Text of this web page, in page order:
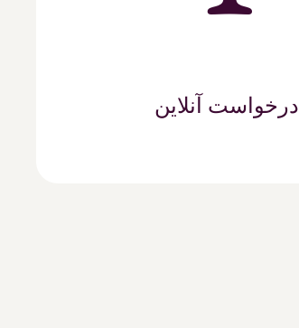
درخواست آنلاین